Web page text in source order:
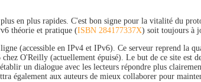
en plus rapides. C'est bon signe pour la vitalité du
théorie et pratique (ISBN 284177337X) soit toujours à
(accessible en IPv4 et IPv6). Ce serveur reprend la
O'Reilly (actuellement épuisé). Le but de ce site est
un dialogue avec les lecteurs répondre plus
également aux auteurs de mieux collaborer pour